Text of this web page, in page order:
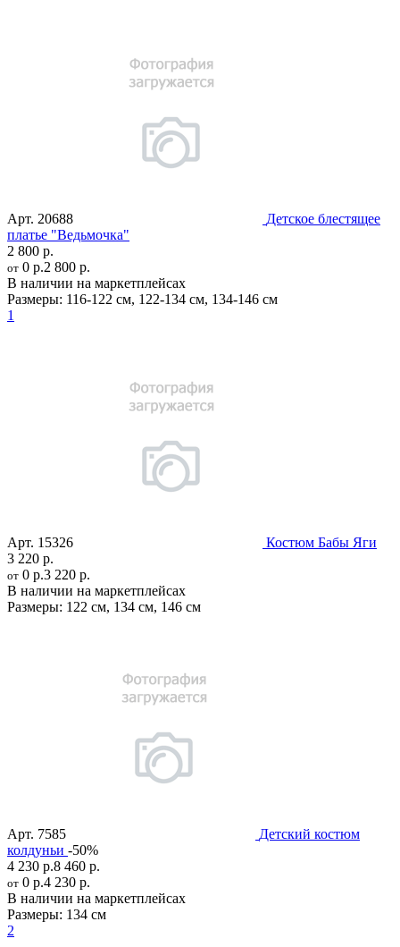
Арт. 20688
Детское блестящее
платье "Ведьмочка"
2 800 р.
от 0 р.2 800 р.
В наличии на маркетплейсах
Размеры: 116-122 см, 122-134 см, 134-146 см
1
Арт. 15326
Костюм Бабы Яги
3 220 р.
от 0 р.3 220 р.
В наличии на маркетплейсах
Размеры: 122 см, 134 см, 146 см
Арт. 7585
Детский костюм
колдуньи -50%
4 230 р.8 460 р.
от 0 р.4 230 р.
В наличии на маркетплейсах
Размеры: 134 см
2